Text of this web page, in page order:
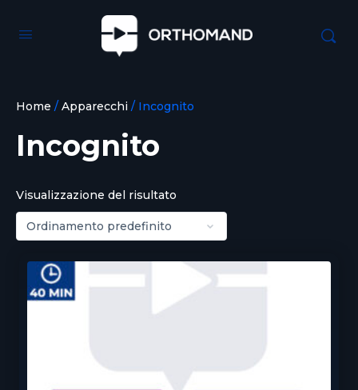
Home / Apparecchi / Incognito
Incognito
Visualizzazione del risultato